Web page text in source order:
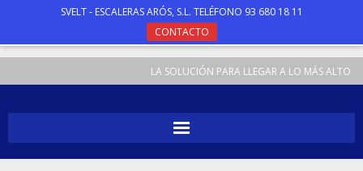
SVELT - ESCALERAS ARÓS, S.L. TELÉFONO 93 680 18 11
CONTACTO
LA SOLUCIÓN PARA LLEGAR A LO MÁS ALTO
INICIO